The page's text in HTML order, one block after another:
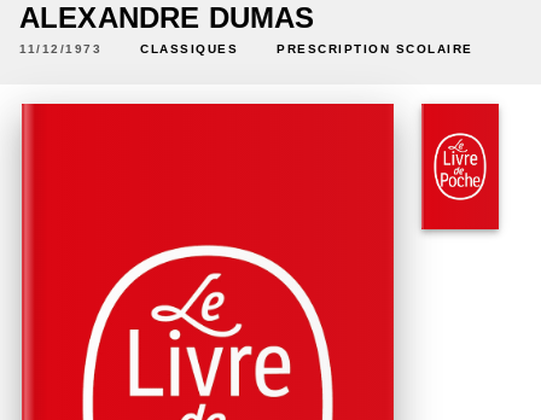
ALEXANDRE DUMAS
11/12/1973 CLASSIQUES PRESCRIPTION SCOLAIRE